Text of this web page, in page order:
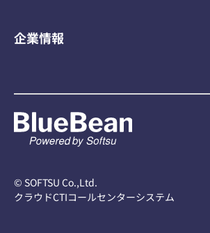
企業情報
© SOFTSU Co.,Ltd.
クラウドCTIコールセンターシステム